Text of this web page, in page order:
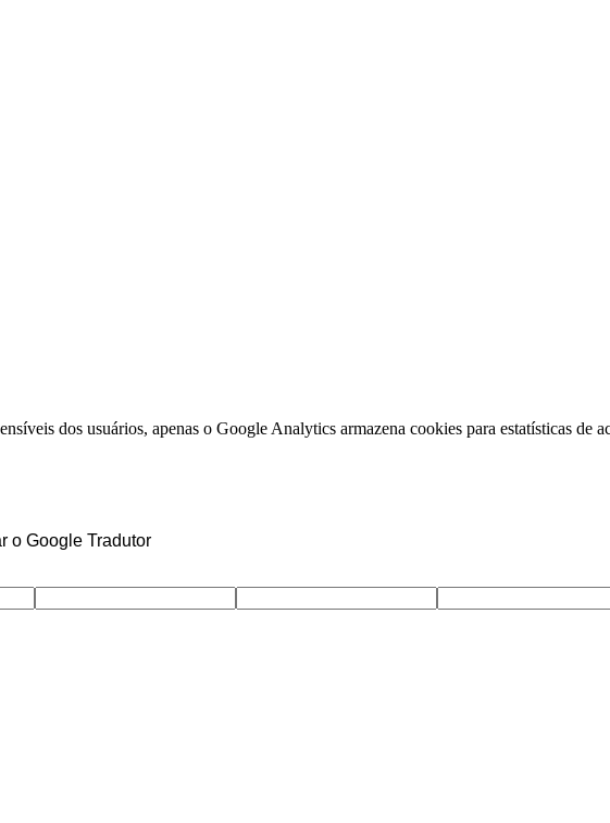
dos usuários, apenas o Google Analytics armazena cookies para estatísticas de
o Google Tradutor